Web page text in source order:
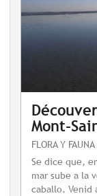
Mont-
FLORA Y FAUNA
Se dice que,
mar sube a la
caballo. Venid